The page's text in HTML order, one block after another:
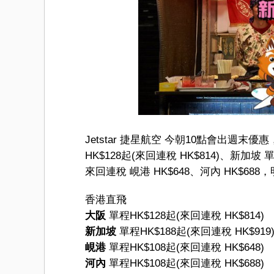
Jetstar 捷星航空 今朝10點會出週末優
HK$128起(來回連稅 HK$814)、新加坡
來回連稅 峴港 HK$648、河內 HK$688
香港直飛
大阪 單程HK$128起(來回連稅 HK$814)
新加坡 單程HK$188起(來回連稅 HK$919)
峴港單程HK$108起(來回連稅 HK$648)
河內 單程HK$108起(來回連稅 HK$688)